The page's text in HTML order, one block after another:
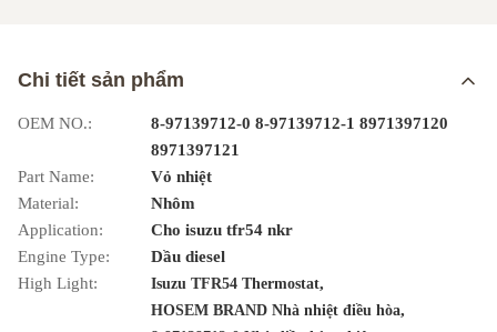
Chi tiết sản phẩm
OEM NO.:
8-97139712-0 8-97139712-1 8971397120
8971397121
Part Name:
Vỏ nhiệt
Material:
Nhôm
Application:
Cho isuzu tfr54 nkr
Engine Type:
Dầu diesel
High Light:
Isuzu TFR54 Thermostat,
HOSEM BRAND Nhà nhiệt điều hòa,